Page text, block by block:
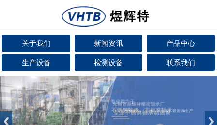
关于我们 新闻资讯 产品中心
生产设备 检测设备 联系我们